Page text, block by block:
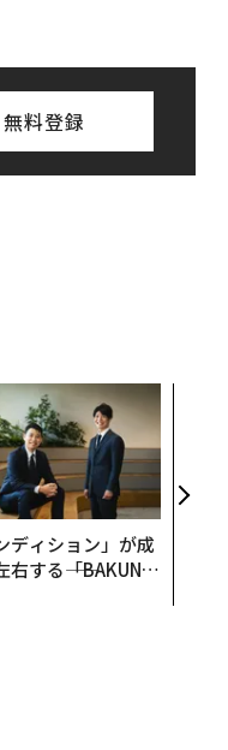
無料登録
ディション」が成
右する――「BAKUN
くり方